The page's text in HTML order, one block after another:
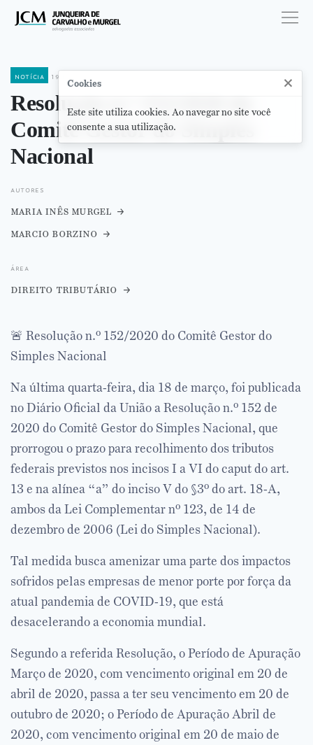
notícia 19 de março de 2020
Resolução n.º 152/2020 do
Comitê Gestor do Simples
Nacional
autores
maria inês murgel
marcio borzino
área
direito tributário
🚨 Resolução n.º 152/2020 do Comitê Gestor do
Simples Nacional⠀
Na última quarta-feira, dia 18 de março, foi publicada
no Diário Oficial da União a Resolução n.º 152 de
2020 do Comitê Gestor do Simples Nacional, que
prorrogou o prazo para recolhimento dos tributos
federais previstos nos incisos I a VI do caput do art.
13 e na alínea “a” do inciso V do §3º do art. 18-A,
ambos da Lei Complementar nº 123, de 14 de
dezembro de 2006 (Lei do Simples Nacional).⠀
Tal medida busca amenizar uma parte dos impactos
sofridos pelas empresas de menor porte por força da
atual pandemia de COVID-19, que está
desacelerando a economia mundial.⠀
Segundo a referida Resolução, o Período de Apuração
Março de 2020, com vencimento original em 20 de
abril de 2020, passa a ter seu vencimento em 20 de
outubro de 2020; o Período de Apuração Abril de
2020, com vencimento original em 20 de maio de
Cookies ×
Este site utiliza cookies. Ao navegar no site você
consente a sua utilização.